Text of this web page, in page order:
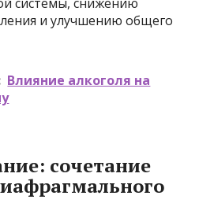
и улучшению общего
Влияние алкоголя на
сочетание